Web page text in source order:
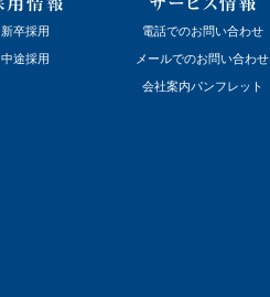
新卒採用 電話でのお問い合わせ
中途採用 メールでのお問い合わせ
会社案内パンフレット